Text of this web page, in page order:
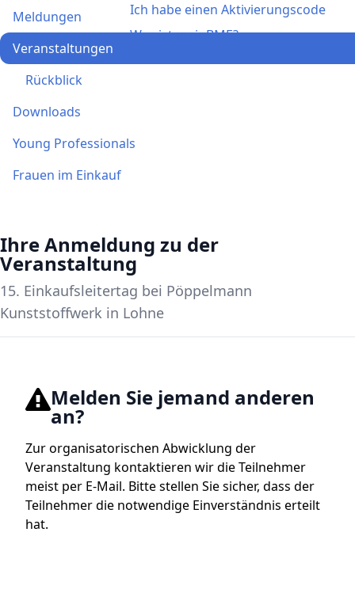
Ich habe einen Aktivierungscode
Was ist meinBME?
Meldungen
Veranstaltungen
Rückblick
Downloads
Young Professionals
Frauen im Einkauf
Ihre Anmeldung zu der
Veranstaltung
15. Einkaufsleitertag bei Pöppelmann
Kunststoffwerk in Lohne
Melden Sie jemand anderen
an?
Zur organisatorischen Abwicklung der
Veranstaltung kontaktieren wir die Teilnehmer
meist per E-Mail. Bitte stellen Sie sicher, dass der
Teilnehmer die notwendige Einverständnis erteilt
hat.